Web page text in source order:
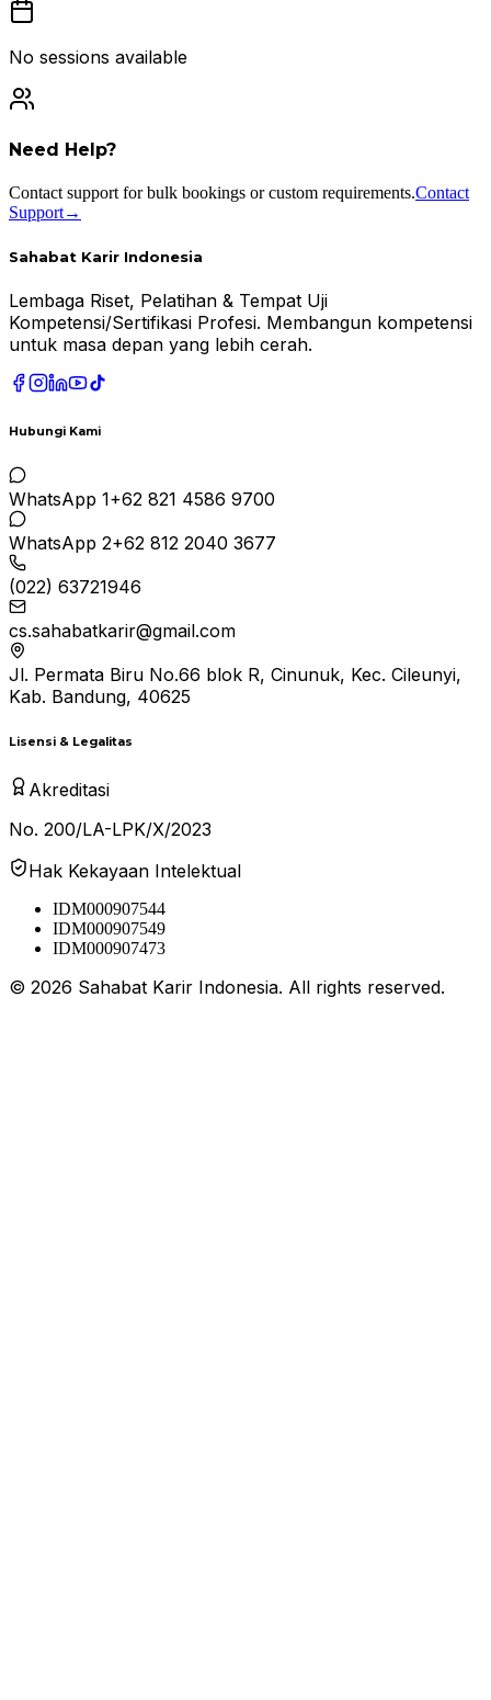
No sessions available
Need Help?
Contact support for bulk bookings or custom requirements.Contact
Support→
Sahabat Karir Indonesia
Lembaga Riset, Pelatihan & Tempat Uji
Kompetensi/Sertifikasi Profesi. Membangun kompetensi
untuk masa depan yang lebih cerah.
Hubungi Kami
WhatsApp 1+62 821 4586 9700
WhatsApp 2+62 812 2040 3677
(022) 63721946
cs.sahabatkarir@gmail.com
Jl. Permata Biru No.66 blok R, Cinunuk, Kec. Cileunyi,
Kab. Bandung, 40625
Lisensi & Legalitas
Akreditasi
No. 200/LA-LPK/X/2023
Hak Kekayaan Intelektual
IDM000907544
IDM000907549
IDM000907473
© 2026 Sahabat Karir Indonesia. All rights reserved.